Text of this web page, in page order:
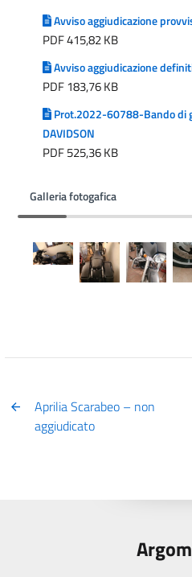
Avviso aggiudicazione
PDF 415,82 KB
Avviso aggiudicazione
PDF 183,76 KB
Prot.2022-60788-Bando di
DAVIDSON
PDF 525,36 KB
Galleria fotogafica
Aprilia Scarabeo – non
aggiudicato